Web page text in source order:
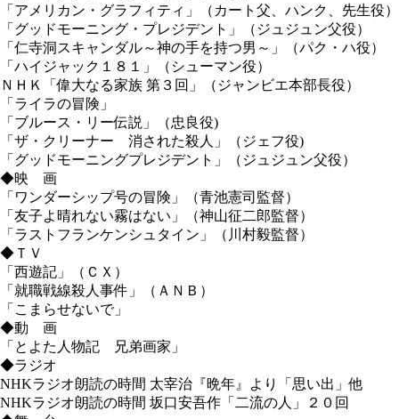
「アメリカン・グラフィティ」（カート父、ハンク、先生役）
「グッドモーニング・プレジデント」（ジュジュン父役）
「仁寺洞スキャンダル～神の手を持つ男～」（パク・ハ役）
「ハイジャック１８１」（シューマン役）
ＮＨＫ「偉大なる家族 第３回」（ジャンビエ本部長役）
「ライラの冒険」
「ブルース・リー伝説」（忠良役)
「ザ・クリーナー 消された殺人」（ジェフ役)
「グッドモーニングプレジデント」（ジュジュン父役）
◆映 画
「ワンダーシップ号の冒険」（青池憲司監督）
「友子よ晴れない霧はない」（神山征二郎監督）
「ラストフランケンシュタイン」（川村毅監督）
◆ＴＶ
「西遊記」（ＣＸ）
「就職戦線殺人事件」（ＡＮＢ）
「こまらせないで」
◆動 画
「とよた人物記 兄弟画家」
◆ラジオ
NHKラジオ朗読の時間 太宰治『晩年』より「思い出」他
NHKラジオ朗読の時間 坂口安吾作「二流の人」２０回